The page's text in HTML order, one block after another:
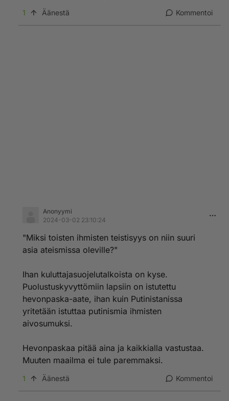
1 Äänestä Kommentoi
Anonyymi
2024-03-02 23:10:24
"Miksi toisten ihmisten teistisyys on niin suuri
asia ateismissa oleville?"
Ihan kuluttajasuojelutalkoista on kyse.
Puolustuskyvyttömiin lapsiin on istutettu
hevonpaska-aate, ihan kuin Putinistanissa
yritetään istuttaa putinismia ihmisten
aivosumuksi.
Hevonpaskaa pitää aina ja kaikkialla vastustaa.
Muuten maailma ei tule paremmaksi.
1 Äänestä Kommentoi